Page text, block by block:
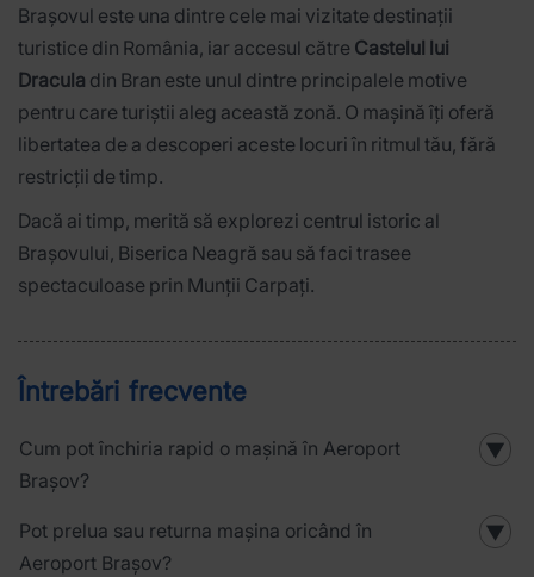
Brașovul este una dintre cele mai vizitate destinații
turistice din România, iar accesul către Castelul lui
Dracula din Bran este unul dintre principalele motive
pentru care turiștii aleg această zonă. O mașină îți oferă
libertatea de a descoperi aceste locuri în ritmul tău, fără
restricții de timp.
Dacă ai timp, merită să explorezi centrul istoric al
Brașovului, Biserica Neagră sau să faci trasee
spectaculoase prin Munții Carpați.
Întrebări frecvente
Cum pot închiria rapid o mașină în Aeroport
Brașov?
▼
Pot prelua sau returna mașina oricând în
Aeroport Brașov?
▼